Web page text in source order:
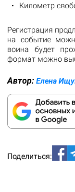
Километр
Регистрация
на событие
воина будет
формат можно
Автор: Елена
Поделиться: